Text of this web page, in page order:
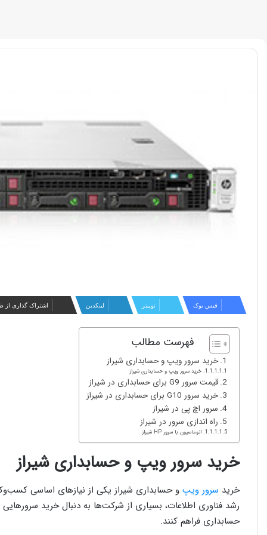
فیس بوک توییتر لینکدین اشتراک گذاری از
فهرست مطالب
خرید سرور ویپ و حسابداری شیراز
خرید سرور ویپ و حسابداری شیراز
قیمت سرور G9 برای حسابداری در شیراز
خرید سرور G10 برای حسابداری در شیراز
سرور اچ پی در شیراز
راه اندازی سرور در شیراز
اتوماسیون با سرور HP شیراز
خرید سرور ویپ و حسابداری شیراز
خرید سرور ویپ و حسابداری شیراز یکی از نیازهای اساسی
رشد فناوری اطلاعات، بسیاری از شرکت‌ها به دنبال خرید
حسابداری فراهم کنند.